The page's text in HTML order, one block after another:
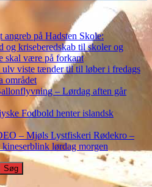
angreb på Hadsten Skole:
og kriseberedskab til skoler og
skal være på forkant
ulv viste tænder til til løber i fredags
området
– Lørdag aften går
Fodbold henter islandsk
– Mjøls Lystfiskeri Rødekro –
lørdag morgen